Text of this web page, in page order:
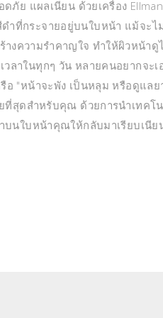
ภัย แผลเนียน ด้วยเครื่อง
ำที่กระจายอยู่บนใบหน้า แม้จะ
ความรำคาญใจ ทำให้ผิวหน้าดู
วลาในทุกๆ วัน หลายคนอยากจะ
"หน้าจะพัง เป็นหลุม หรือดูแลย
สุดสำหรับคุณ ด้วยการนำเทคโน
บนใบหน้าคุณให้กลับมาเรียบเนีย